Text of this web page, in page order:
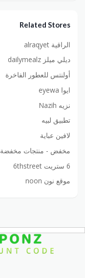
Related Stores
الراقية alraqyet
ديلي ميلز dailymealz
أولنتس للعطور الفاخرة
ايوا eyewa
نزيه Nazih
تطبيق لبيه
لافين عباية
مخفض - منتجات مخفضة
6 ستريت 6thstreet
موقع نون noon